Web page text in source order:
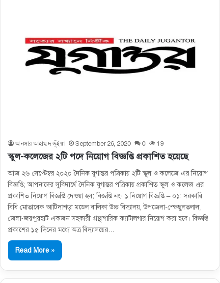
আনসার আহাম্মদ ভূঁইয়া September 26, 2020 0 19
স্কুল-কলেজের ২টি পদে নিয়োগ বিজ্ঞপ্তি প্রকাশিত হয়েছে
আজ ২৬ সেপ্টেম্বর ২০২০ দৈনিক যুগান্তর পত্রিকায় ২টি স্কুল ও কলেজে এর নিয়োগ
বিজ্ঞপ্তি; আপনাদের সুবিদার্থে দৈনিক যুগান্তর পত্রিকায় প্রকাশিত স্কুল ও কলেজ এর
প্রকাশিত নিয়োগ বিজ্ঞপ্তি দেওয়া হল; বিজ্ঞপ্তি নং- ১ নিয়োগ বিজ্ঞপ্তি – ০১: সরকারি
বিধি মােতাবেক আটিদাশড়া মডেল বালিকা উচ্চ বিদ্যালয়, উপজেলা-শ্ক্ষেছুলতলাল,
জেলা-জয়পুরহাট একজন সহকারী গ্রন্থাগারিক ক্যাটালগার নিয়ােগ করা হবে। বিজ্ঞপ্তি
প্রকাশের ১৫ দিনের মধ্যে অত্র বিদ্যালয়ের…
Read More »